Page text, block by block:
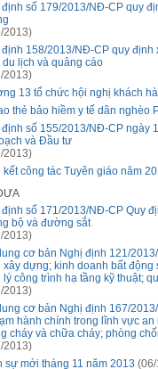
định số 179/2013/NĐ-CP quy
2013)
định 158/2013/NĐ-CP quy
du lịch và quảng cáo
2013)
13 tổ chức hội nghị khách
thẻ bảo hiềm y tế dân nghèo
định số 155/2013/NĐ-CP ngày
và Đầu tư
2013)
kết công tác Tuyên giáo năm
định số 171/2013/NĐ-CP Quy
bộ và đường sắt
2013)
cơ bản Nghị định 121/
xây dựng; kinh doanh bất
lý công trình hạ tầng kỹ thuật;
2013)
cơ bản Nghị định 167/
hành chính trong lĩnh vực
cháy và chữa cháy; phòng
2013)
sự mới tháng 11 năm 2013